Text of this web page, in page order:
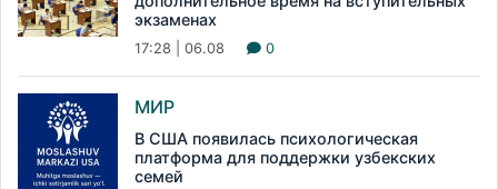
экзаменах
17:28 | 06.08 0
МИР
В США появилась психологическая
платформа для поддержки узбекских
семей